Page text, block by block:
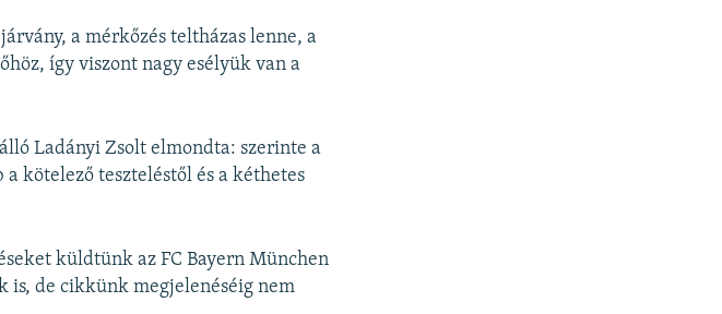
a mérkőzés teltházas lenne, a
így viszont nagy esélyük van a
Ladányi Zsolt elmondta: szerinte a
kötelező teszteléstől és a kéthetes
küldtünk az FC Bayern München
is, de cikkünk megjelenéséig nem